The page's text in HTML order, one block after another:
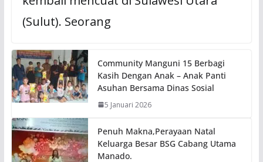
(Sulut). Seorang
Community Manguni 15 Berbagi
Kasih Dengan Anak – Anak Panti
Asuhan Bersama Dinas Sosial
5 Januari 2026
Penuh Makna,Perayaan Natal
Keluarga Besar BSG Cabang Utama
Manado.